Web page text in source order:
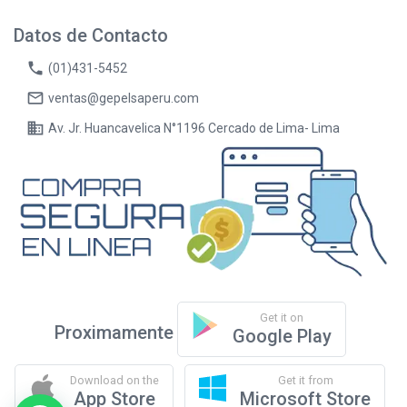
Datos de Contacto
phone (01)431-5452
mail_outline ventas@gepelsaperu.com
business Av. Jr. Huancavelica N°1196 Cercado de Lima- Lima
Proximamente
Get it on
Google Play
Download on the
App Store
Get it from
Microsoft Store